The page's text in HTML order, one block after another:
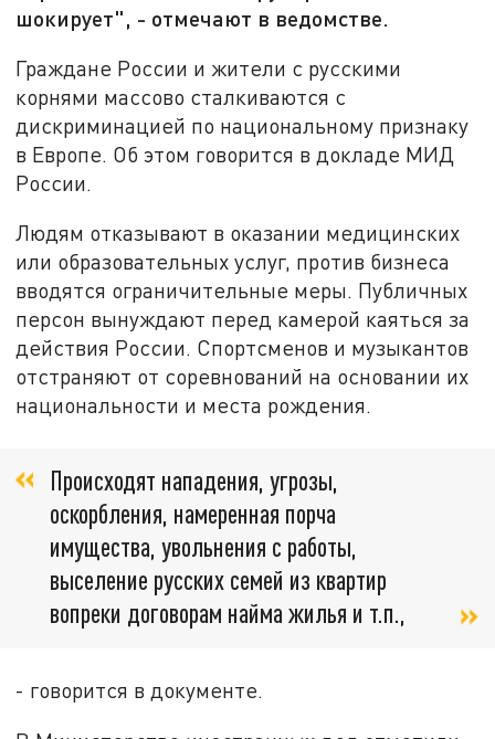
шокирует", - отмечают в ведомстве.
Граждане России и жители с русскими
корнями массово сталкиваются с
дискриминацией по национальному признаку
в Европе. Об этом говорится в докладе МИД
России.
Людям отказывают в оказании медицинских
или образовательных услуг, против бизнеса
вводятся ограничительные меры. Публичных
персон вынуждают перед камерой каяться за
действия России. Спортсменов и музыкантов
отстраняют от соревнований на основании их
национальности и места рождения.
Происходят нападения, угрозы,
оскорбления, намеренная порча
имущества, увольнения с работы,
выселение русских семей из квартир
вопреки договорам найма жилья и т.п.,
- говорится в документе.